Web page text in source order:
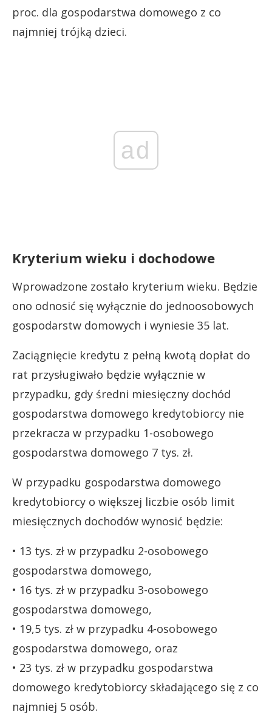
proc. dla gospodarstwa domowego z co
najmniej trójką dzieci.
ad
Kryterium wieku i dochodowe
Wprowadzone zostało kryterium wieku. Będzie
ono odnosić się wyłącznie do jednoosobowych
gospodarstw domowych i wyniesie 35 lat.
Zaciągnięcie kredytu z pełną kwotą dopłat do
rat przysługiwało będzie wyłącznie w
przypadku, gdy średni miesięczny dochód
gospodarstwa domowego kredytobiorcy nie
przekracza w przypadku 1-osobowego
gospodarstwa domowego 7 tys. zł.
W przypadku gospodarstwa domowego
kredytobiorcy o większej liczbie osób limit
miesięcznych dochodów wynosić będzie:
• 13 tys. zł w przypadku 2-osobowego
gospodarstwa domowego,
• 16 tys. zł w przypadku 3-osobowego
gospodarstwa domowego,
• 19,5 tys. zł w przypadku 4-osobowego
gospodarstwa domowego, oraz
• 23 tys. zł w przypadku gospodarstwa
domowego kredytobiorcy składającego się z co
najmniej 5 osób.